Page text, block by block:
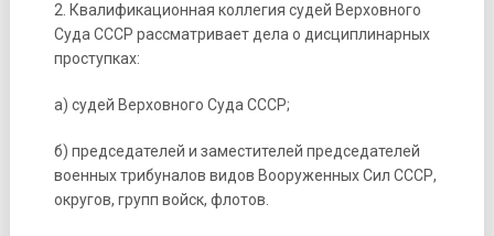
2. Квалификационная коллегия судей Верховного
Суда СССР рассматривает дела о дисциплинарных
проступках:
а) судей Верховного Суда СССР;
б) председателей и заместителей председателей
военных трибуналов видов Вооруженных Сил СССР,
округов, групп войск, флотов.